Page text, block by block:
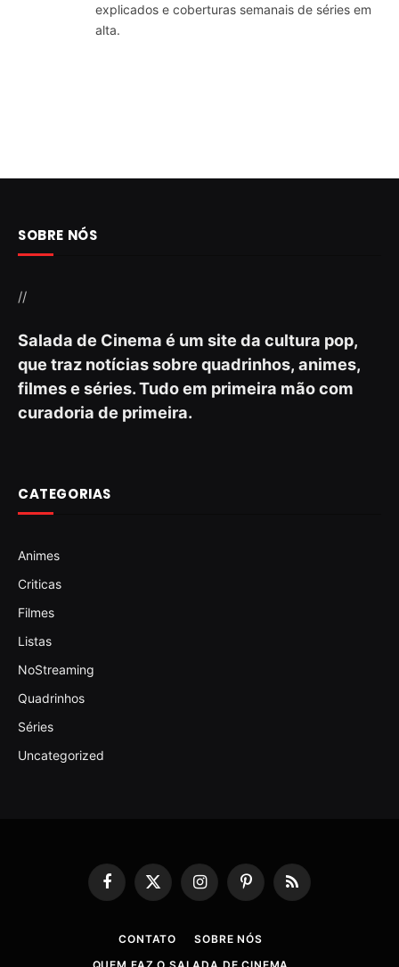
explicados e coberturas semanais de séries em
alta.
SOBRE NÓS
//
Salada de Cinema é um site da cultura pop,
que traz notícias sobre quadrinhos, animes,
filmes e séries. Tudo em primeira mão com
curadoria de primeira.
CATEGORIAS
Animes
Criticas
Filmes
Listas
NoStreaming
Quadrinhos
Séries
Uncategorized
Facebook
X
(Twitter)
InstagramPinterestRSS
CONTATO
SOBRE NÓS